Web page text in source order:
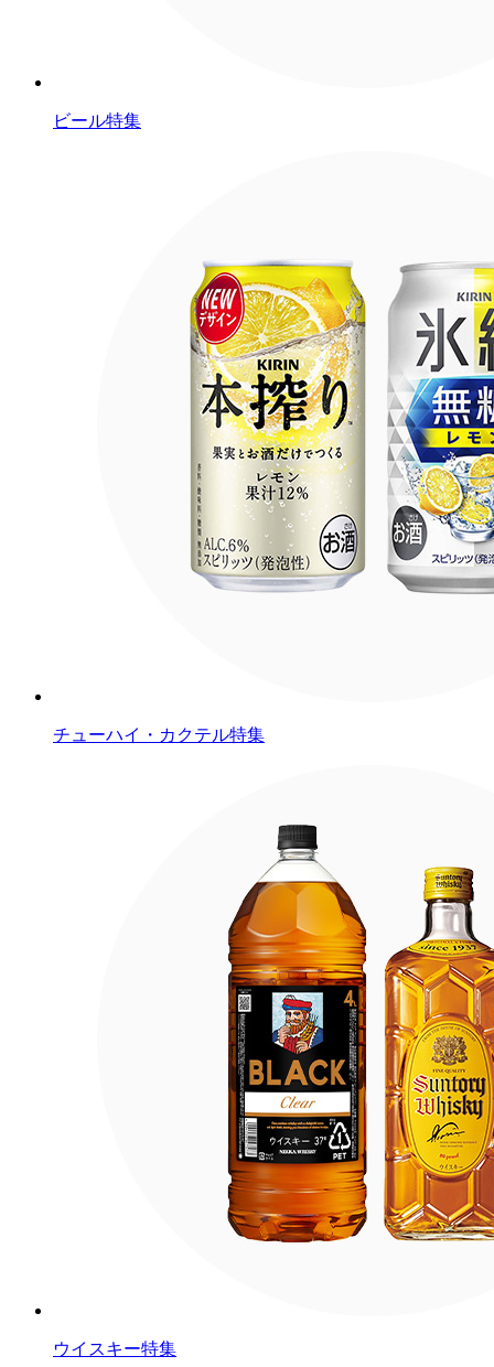
ビール特集
チューハイ・カクテル特集
ウイスキー特集